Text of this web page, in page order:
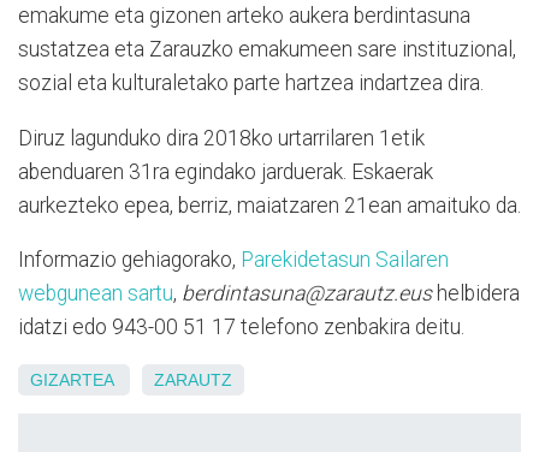
emakume eta gizonen arteko aukera berdintasuna
sustatzea eta Zarauzko emakumeen sare instituzional,
sozial eta kulturaletako parte hartzea indartzea dira.
Diruz lagunduko dira 2018ko urtarrilaren 1etik
abenduaren 31ra egindako jarduerak. Eskaerak
aurkezteko epea, berriz, maiatzaren 21ean amaituko da.
Informazio gehiagorako, Parekidetasun Sailaren
webgunean sartu, berdintasuna@zarautz.eushelbidera
idatzi edo 943-00 51 17 telefono zenbakira deitu.
GIZARTEA ZARAUTZ